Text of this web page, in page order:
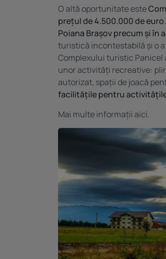
O altă oportunitate este
prețul de 4.500.000 de euro.
Poiana Brașov precum și în
turistică incontestabilă și o
Complexului turistic Panicel
unor activități recreative:
autorizat, spații de joacă
facilitățile pentru
Mai multe informațiiaici.